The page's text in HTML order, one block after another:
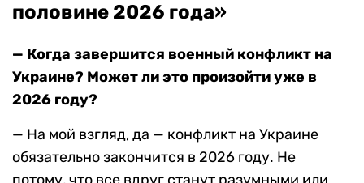
половине 2026 года»
— Когда завершится военный конфликт на
Украине? Может ли это произойти уже в
2026 году?
— На мой взгляд, да — конфликт на Украине
обязательно закончится в 2026 году. Не